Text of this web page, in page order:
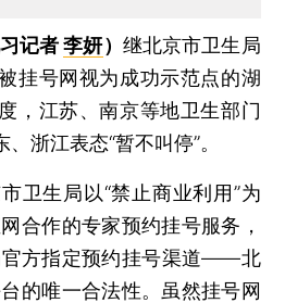
习记者李妍） 继北京市卫生局
挂号网视为成功示范点的湖
，江苏、南京等地卫生部门
浙江表态“暂不叫停”。
生局以“禁止商业利用”为
合作的专家预约挂号服务，
官方指定预约挂号渠道——北
的唯一合法性。虽然挂号网